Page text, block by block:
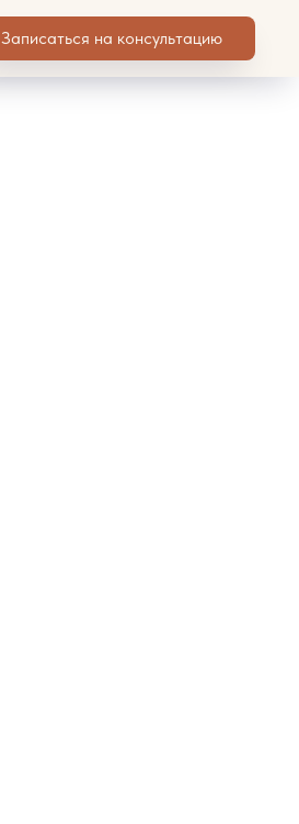
Записаться на консультацию